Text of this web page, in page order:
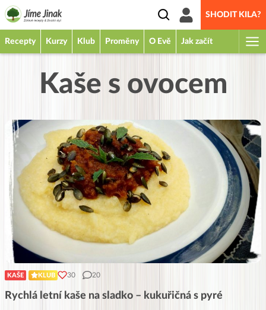
SHODIT KILA?
Recepty Kurzy Klub Proměny O Evě Jak začít
Kaše s ovocem
KAŠE KLUB 30 20
Rychlá letní kaše na sladko – kukuřičná s pyré